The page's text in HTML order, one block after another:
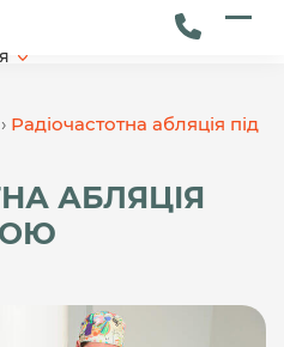
› Радіочастотна абляція під
АБЛЯЦІЯ